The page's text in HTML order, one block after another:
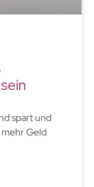
spart und
Geld